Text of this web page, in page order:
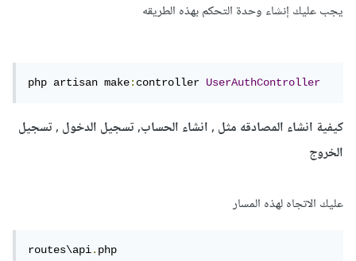
يجب عليك إنشاء وحدة التحكم بهذه الطريقه
php artisan make:controller UserAuthController
كيفية انشاء المصادقه مثل , انشاء الحساب, تسجيل الدخول , تسجيل
الخروج
عليك الاتجاه لهذه المسار
routes\api.php